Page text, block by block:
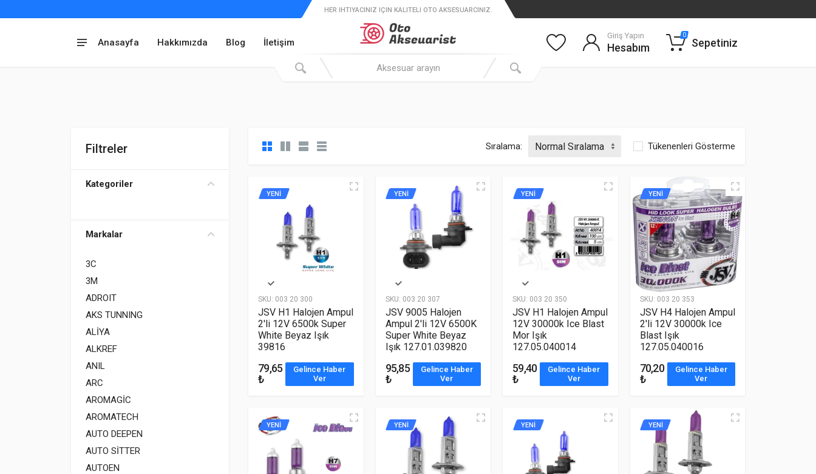
Anasayfa Hakkımızda Blog İletişim
HER IHTIYACINIZ IÇIN KALITELI OTO AKSESUARCINIZ.
Giriş Yapın
Hesabım
0
Sepetiniz
Filtreler
Kategoriler
Markalar
3C
3M
ADROIT
AKS TUNNING
ALİYA
ALKREF
ANIL
ARC
AROMAGİC
AROMATECH
AUTO DEEPEN
AUTO SİTTER
AUTOEN
Sıralama: Tükenenleri Gösterme
SKU: 003 20 300
YENİ
JSV H1 Halojen Ampul
2'li 12V 6500k Super
White Beyaz Işık
39816
79,65
₺
Gelince Haber
Ver
SKU: 003 20 307
YENİ
JSV 9005 Halojen
Ampul 2'li 12V 6500K
Super White Beyaz
Işık 127.01.039820
95,85
₺
Gelince Haber
Ver
SKU: 003 20 350
YENİ
JSV H1 Halojen Ampul
12V 30000k Ice Blast
Mor Işık
127.05.040014
59,40
₺
Gelince Haber
Ver
SKU: 003 20 353
YENİ
JSV H4 Halojen Ampul
2'li 12V 30000k Ice
Blast Işık
127.05.040016
70,20
₺
Gelince Haber
Ver
YENİ YENİ YENİ YENİ